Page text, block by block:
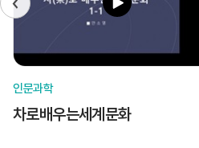
인문과학
차로배우는세계문화